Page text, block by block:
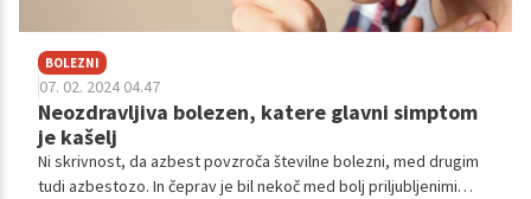
BOLEZNI
07. 02. 2024 04.47
Neozdravljiva bolezen, katere glavni simptom
je kašelj
Ni skrivnost, da azbest povzroča številne bolezni, med drugim
tudi azbestozo. In čeprav je bil nekoč med bolj priljubljenimi